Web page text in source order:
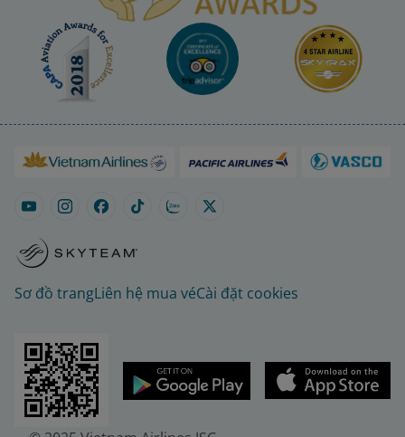
Sơ đồ trangLiên hệ mua véCài đặt cookies